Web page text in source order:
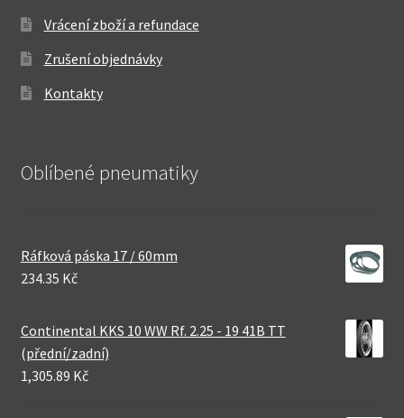
Vrácení zboží a refundace
Zrušení objednávky
Kontakty
Oblíbené pneumatiky
Ráfková páska 17 / 60mm
234.35 Kč
Continental KKS 10 WW Rf. 2.25 - 19 41B TT
(přední/zadní)
1,305.89 Kč